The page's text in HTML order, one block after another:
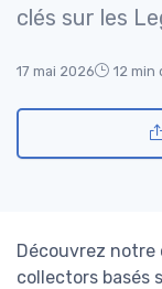
clés sur les
17 mai 2026 12 min
Découvrez notre
collectors basés